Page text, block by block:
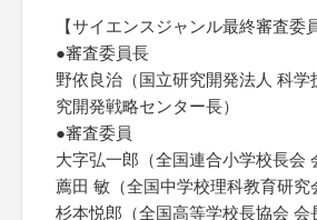
【サイエンスジャンル最終審査委
●審査委員長
野依良治（国立研究開発法人 科学
究開発戦略センター長）
●審査委員
大字弘一郎（全国連合小学校長会
薦田 敏（全国中学校理科教育研究
杉本悦郎（全国高等学校長協会 会